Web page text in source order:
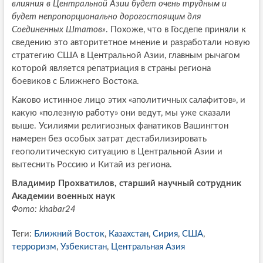
влияния в Центральной Азии будет очень трудным и
будет непропорционально дорогостоящим для
Соединенных Штатов». Похоже, что в Госдепе приняли к
сведению это авторитетное мнение и разработали новую
стратегию США в Центральной Азии, главным рычагом
которой является репатриация в страны региона
боевиков с Ближнего Востока.
Каково истинное лицо этих «аполитичных салафитов», и
какую «полезную работу» они ведут, мы уже сказали
выше. Усилиями религиозных фанатиков Вашингтон
намерен без особых затрат дестабилизировать
геополитическую ситуацию в Центральной Азии и
вытеснить Россию и Китай из региона.
Владимир Прохватилов, старший научный сотрудник
Академии военных наук
Фото: khabar24
Теги: Ближний Восток, Казахстан, Сирия, США,
терроризм, Узбекистан, Центральная Азия